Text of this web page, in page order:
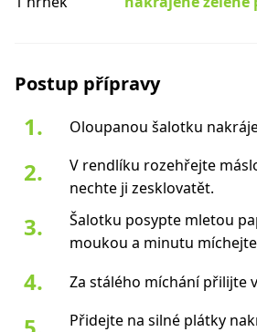
Postup přípravy
Oloupanou šalotku
V rendlíku rozehřejte
nechte ji zesklovatět.
Šalotku posypte mletou
moukou a minutu
Za stálého míchání přilijte
Přidejte na silné plátky